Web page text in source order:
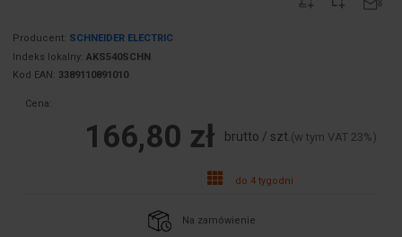
Producent: SCHNEIDER ELECTRIC
Indeks lokalny: AKS540SCHN
Kod EAN: 3389110891010
Cena:
166,80 zł brutto / szt.(w tym VAT 23%)
do 4 tygodni
Na zamówienie